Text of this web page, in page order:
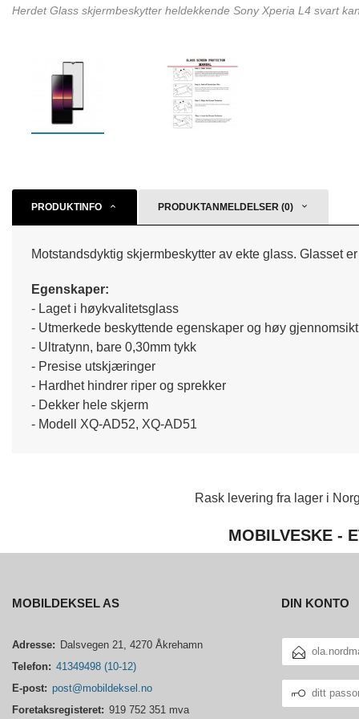
Herdet Glass skjermbeskytter heldekkende Sony Xperia L4 svart
PRODUKTINFO PRODUKTANMELDELSER (0)
Motstandsdyktig skjermbeskytter av ekte glass. Glasset
Egenskaper:
- Laget i høykvalitetsglass
- Utmerkede beskyttende egenskaper og høy
- Ultratynn, bare 0,30mm tykk
- Presise utskjæringer
- Hardhet hindrer riper og sprekker
- Dekker hele skjerm
- Modell XQ-AD52, XQ-AD51
Rask levering fra lager i
MOBILVESKE -
MOBILDEKSEL AS
Adresse: Dalsvegen 21, 4270 Åkrehamn
Telefon: 41349498 (10-12)
E-post: post@mobildeksel.no
Foretaksregisteret: 919 752 351 mva
DIN KONTO
POSTADRESSE
PASSORD